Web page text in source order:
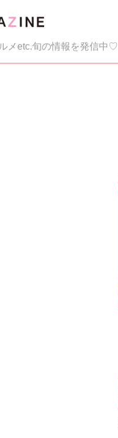
メetc.旬の情報を発信中♡